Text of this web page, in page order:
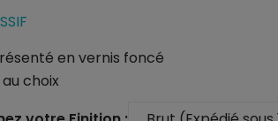
en vernis foncé
choix